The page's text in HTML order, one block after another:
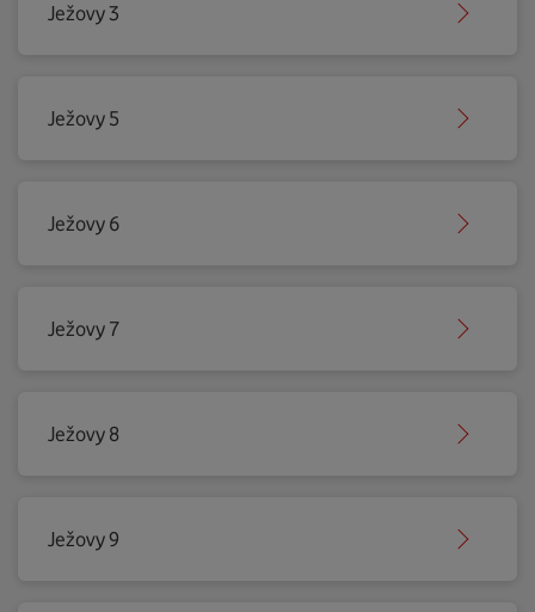
Ježovy 3
Ježovy 5
Ježovy 6
Ježovy 7
Ježovy 8
Ježovy 9